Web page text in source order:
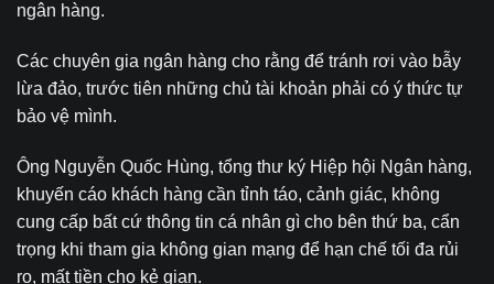
ngân hàng.
Các chuyên gia ngân hàng cho rằng để tránh rơi vào bẫy
lừa đảo, trước tiên những chủ tài khoản phải có ý thức tự
bảo vệ mình.
Ông Nguyễn Quốc Hùng, tổng thư ký Hiệp hội Ngân hàng,
khuyến cáo khách hàng cần tỉnh táo, cảnh giác, không
cung cấp bất cứ thông tin cá nhân gì cho bên thứ ba, cẩn
trọng khi tham gia không gian mạng để hạn chế tối đa rủi
ro, mất tiền cho kẻ gian.